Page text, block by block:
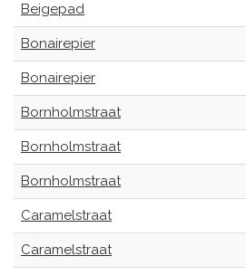
Beigepad
Bonairepier
Bonairepier
Bornholmstraat
Bornholmstraat
Bornholmstraat
Caramelstraat
Caramelstraat